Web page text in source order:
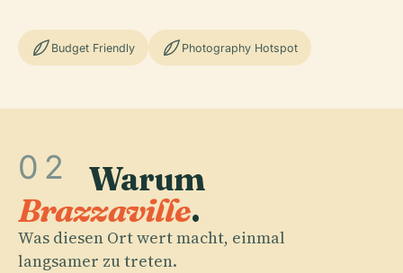
Budget Friendly Photography Hotspot
02 Warum
Brazzaville.
Was diesen Ort wert macht, einmal
langsamer zu treten.